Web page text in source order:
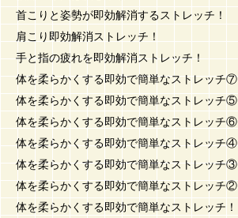
首こりと姿勢が即効解消するストレッチ！
肩こり即効解消ストレッチ！
手と指の疲れを即効解消ストレッチ！
体を柔らかくする即効で簡単なストレッチ⑦
体を柔らかくする即効で簡単なストレッチ⑤
体を柔らかくする即効で簡単なストレッチ⑥
体を柔らかくする即効で簡単なストレッチ④
体を柔らかくする即効で簡単なストレッチ③
体を柔らかくする即効で簡単なストレッチ②
体を柔らかくする即効で簡単なストレッチ！